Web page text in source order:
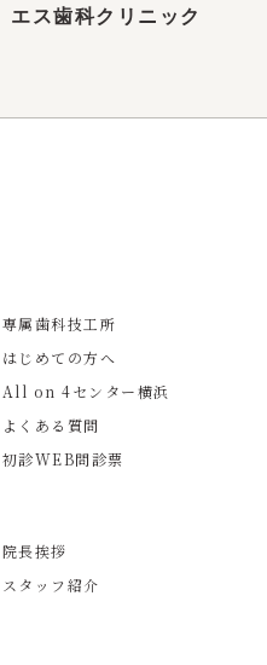
エス歯科クリニック
専属歯科技工所
はじめての方へ
All on 4センター横浜
よくある質問
初診WEB問診票
院長挨拶
スタッフ紹介